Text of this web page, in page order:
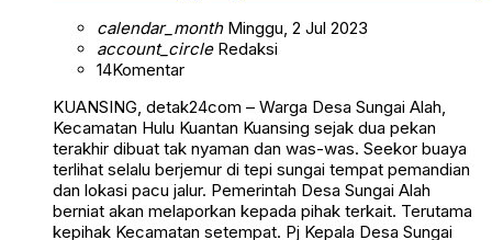
calendar_monthMinggu, 2 Jul 2023
account_circleRedaksi
14Komentar
KUANSING, detak24com – Warga Desa Sungai Alah,
Kecamatan Hulu Kuantan Kuansing sejak dua pekan
terakhir dibuat tak nyaman dan was-was. Seekor buaya
terlihat selalu berjemur di tepi sungai tempat pemandian
dan lokasi pacu jalur. Pemerintah Desa Sungai Alah
berniat akan melaporkan kepada pihak terkait. Terutama
kepihak Kecamatan setempat. Pj Kepala Desa Sungai